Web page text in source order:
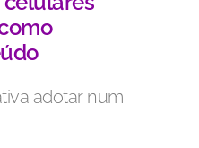
adotar num